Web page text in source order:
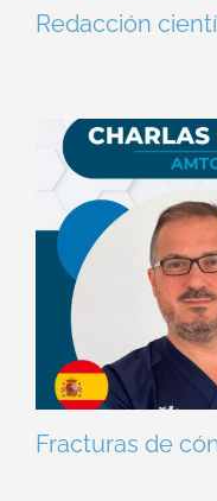
Redacción
Fracturas de